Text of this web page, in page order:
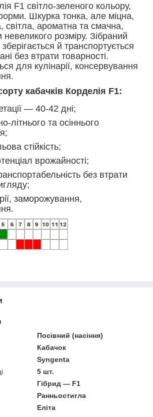
F1 світло-зеленого кольору,
Шкурка тонка, але міцна,
світла, ароматна та смачна,
невеликого розміру. Зібраний
й транспортується
без втрати товарності.
для кулінарії, консервування
кабачків Корделія F1:
— 40-42 дні;
літнього та осіннього
стійкість;
врожайності;
без втрати
заморожування,
Посівний (насіння)
Кабачок
Syngenta
5 шт.
Гібрид — F1
Ранньостигла
Еліта